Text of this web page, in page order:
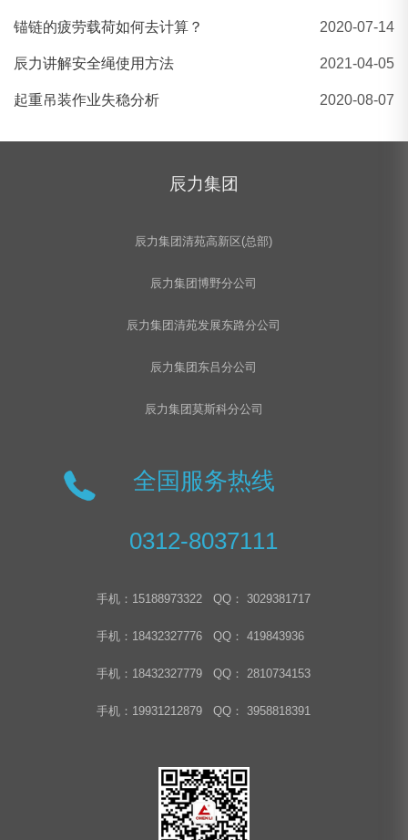
锚链的疲劳载荷如何去计算？ 2020-07-14
辰力讲解安全绳使用方法 2021-04-05
起重吊装作业失稳分析 2020-08-07
辰力集团
辰力集团清苑高新区(总部)
辰力集团博野分公司
辰力集团清苑发展东路分公司
辰力集团东吕分公司
辰力集团莫斯科分公司
全国服务热线
0312-8037111
手机：15188973322 QQ： 3029381717
手机：18432327776 QQ： 419843936
手机：18432327779 QQ： 2810734153
手机：19931212879 QQ： 3958818391